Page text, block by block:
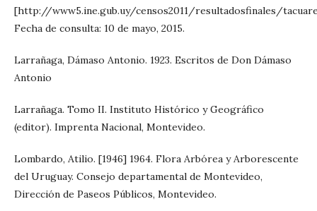
[http://www5.ine.gub.uy/censos2011/resultadosfinales/
Fecha de consulta: 10 de mayo, 2015.
Larrañaga, Dámaso Antonio. 1923. Escritos de Don Dámaso
Antonio
Larrañaga. Tomo II. Instituto Histórico y Geográfico
(editor). Imprenta Nacional, Montevideo.
Lombardo, Atilio. [1946] 1964. Flora Arbórea y Arborescente
del Uruguay. Consejo departamental de Montevideo,
Dirección de Paseos Públicos, Montevideo.